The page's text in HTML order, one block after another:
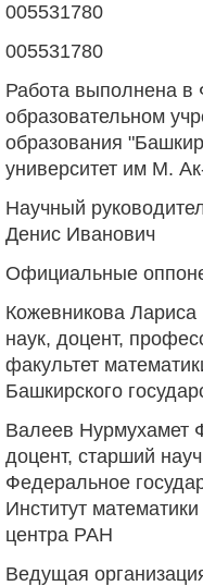
005531780
005531780
Работа выполнена в
образовательном
образования
университет им М.
Научный
Денис Иванович
Официальные
Кожевникова
наук, доцент,
факультет
Башкирского
Валеев Нурмухамет
доцент, старший
Федеральное
Институт
центра РАН
Ведущая